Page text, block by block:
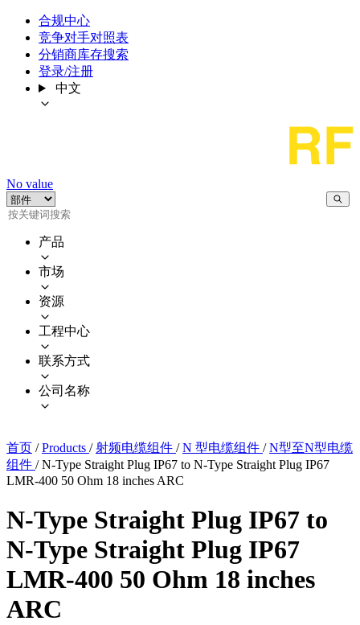
合规中心
竞争对手对照表
分销商库存搜索
登录/注册
中文
No value
产品
市场
资源
工程中心
联系方式
公司名称
首页 / Products / 射频电缆组件 / N 型电缆组件 / N型至N型电缆
组件 / N-Type Straight Plug IP67 to N-Type Straight Plug IP67
LMR-400 50 Ohm 18 inches ARC
N-Type Straight Plug IP67 to
N-Type Straight Plug IP67
LMR-400 50 Ohm 18 inches
ARC